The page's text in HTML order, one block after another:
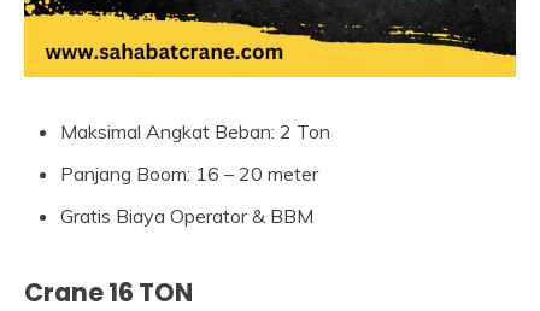
Maksimal Angkat Beban: 2 Ton
Panjang Boom: 16 – 20 meter
Gratis Biaya Operator & BBM
Crane 16 TON